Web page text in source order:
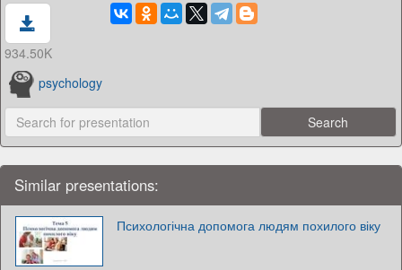
934.50K
psychology
Similar presentations:
Психологічна допомога людям похилого віку